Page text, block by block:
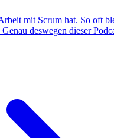
mit Scrum hat. So oft
deswegen dieser